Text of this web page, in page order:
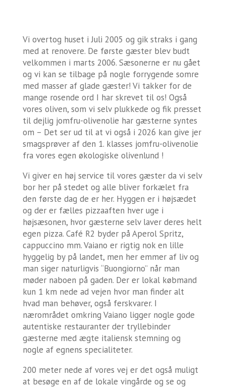
Vi overtog huset i Juli 2005 og gik straks i gang
med at renovere. De første gæster blev budt
velkommen i marts 2006. Sæsonerne er nu gået
og vi kan se tilbage på nogle forrygende somre
med masser af glade gæster! Vi takker for de
mange rosende ord I har skrevet til os! Også
vores oliven, som vi selv plukkede og fik presset
til dejlig jomfru-olivenolie har gæsterne syntes
om – Det ser ud til at vi også i 2026 kan give jer
smagsprøver af den 1. klasses jomfru-olivenolie
fra vores egen økologiske olivenlund !
Vi giver en høj service til vores gæster da vi selv
bor her på stedet og alle bliver forkælet fra
den første dag de er her. Hyggen er i højsædet
og der er fælles pizzaaften hver uge i
højsæsonen, hvor gæsterne selv laver deres helt
egen pizza. Café R2 byder på Aperol Spritz,
cappuccino mm. Vaiano er rigtig nok en lille
hyggelig by på landet, men her emmer af liv og
man siger naturligvis “Buongiorno” når man
møder naboen på gaden. Der er lokal købmand
kun 1 km nede ad vejen hvor man finder alt
hvad man behøver, også ferskvarer. I
nærområdet omkring Vaiano ligger nogle gode
autentiske restauranter der tryllebinder
gæsterne med ægte italiensk stemning og
nogle af egnens specialiteter.
200 meter nede af vores vej er det også muligt
at besøge en af de lokale vingårde og se og